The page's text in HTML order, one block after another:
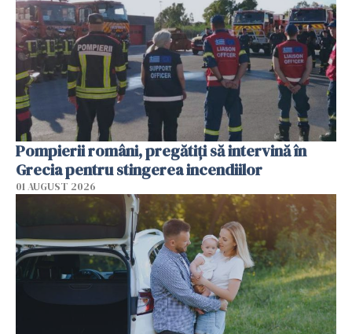
Pompierii români, pregătiţi să intervină în
Grecia pentru stingerea incendiilor
01 AUGUST 2026